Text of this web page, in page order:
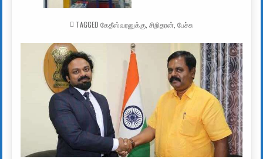
TAGGED கேதீஸ்வரனுக்கு சிறிதரன் பேச்சு